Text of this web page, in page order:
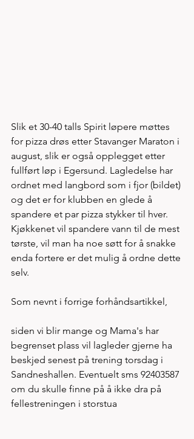
Slik et 30-40 talls Spirit løpere møttes
for pizza drøs etter Stavanger Maraton i
august, slik er også opplegget etter
fullført løp i Egersund. Lagledelse har
ordnet med langbord som i fjor (bildet)
og det er for klubben en glede å
spandere et par pizza stykker til hver.
Kjøkkenet vil spandere vann til de mest
tørste, vil man ha noe søtt for å snakke
enda fortere er det mulig å ordne dette
selv.
Som nevnt i forrige forhåndsartikkel,
siden vi blir mange og Mama's har
begrenset plass vil lagleder gjerne ha
beskjed senest på trening torsdag i
Sandneshallen. Eventuelt sms 92403587
om du skulle finne på å ikke dra på
fellestreningen i storstua